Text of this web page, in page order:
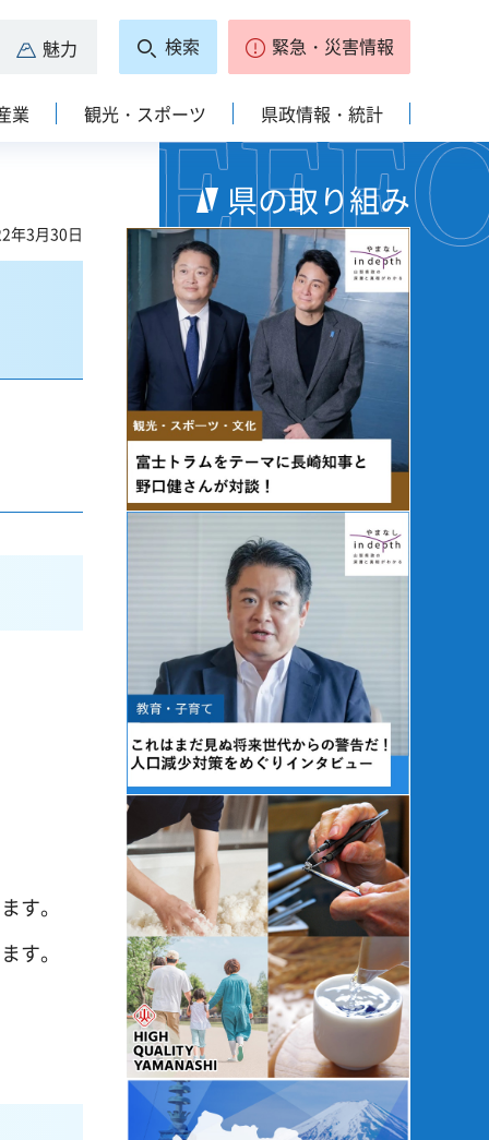
魅力 検索 緊急・災害情報
業 観光・スポーツ 県政情報・統計
年3月30日
す。
す。
県の取り組み